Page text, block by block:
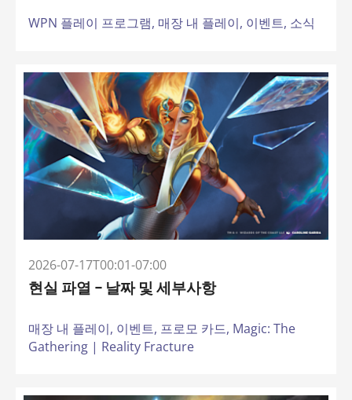
WPN 플레이 프로그램, 매장 내 플레이, 이벤트, 소식
2026-07-17T00:01-07:00
현실 파열 – 날짜 및 세부사항
매장 내 플레이, 이벤트, 프로모 카드, Magic: The
Gathering | Reality Fracture